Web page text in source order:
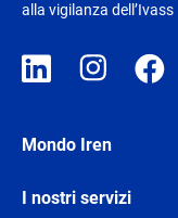
alla vigilanza dell’Ivass
Mondo Iren
I nostri servizi